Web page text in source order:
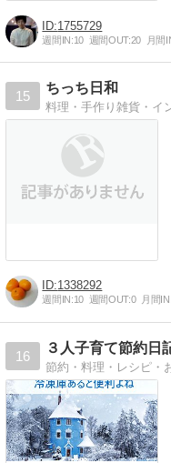
1755729
週間IN:10 週間OUT:20 月間
15
ちっち日和
料理・手作り雑貨・イ
1338292
週間IN:10 週間OUT:0 月間IN:
16
３人子育て節約日
節約・料理・レシピ・